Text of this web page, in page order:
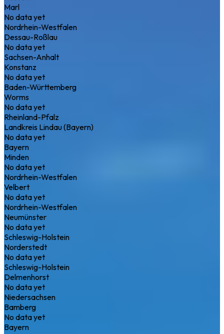
Marl
No data yet
Nordrhein-Westfalen
Dessau-Roßlau
No data yet
Sachsen-Anhalt
Konstanz
No data yet
Baden-Württemberg
Worms
No data yet
Rheinland-Pfalz
Landkreis Lindau (Bayern)
No data yet
Bayern
Minden
No data yet
Nordrhein-Westfalen
Velbert
No data yet
Nordrhein-Westfalen
Neumünster
No data yet
Schleswig-Holstein
Norderstedt
No data yet
Schleswig-Holstein
Delmenhorst
No data yet
Niedersachsen
Bamberg
No data yet
Bayern